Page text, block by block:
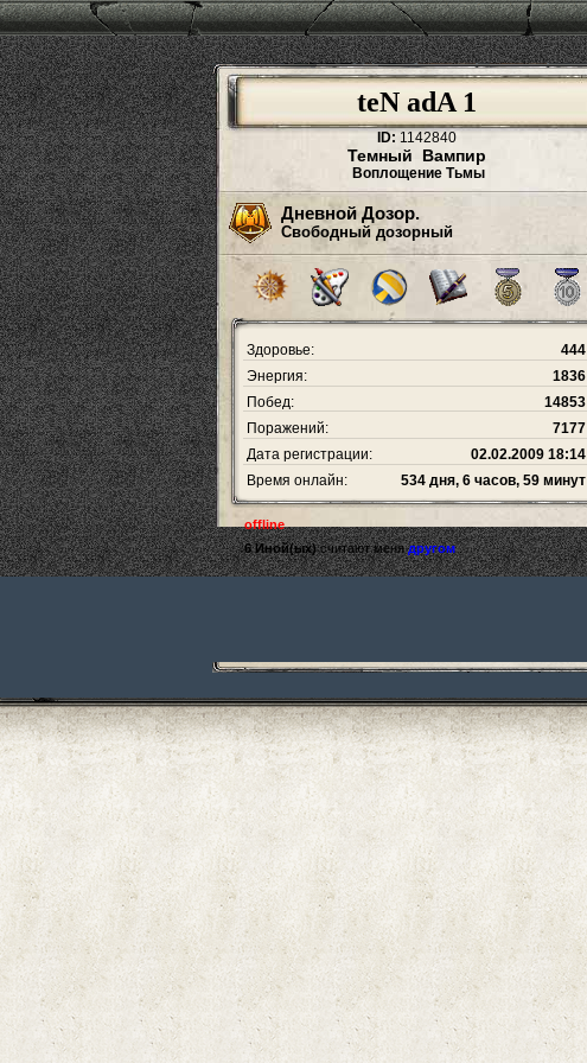
teN adA 1
ID: 1142840
Темный Вампир
Воплощение Тьмы
Дневной Дозор.
Свободный дозорный
Здоровье:
444
Энергия:
1836
Побед:
14853
Поражений:
7177
Дата регистрации:
02.02.2009 18:14
Время онлайн:
534 дня, 6 часов, 59 минут
offline
6 Иной(ых)считают менядругом .